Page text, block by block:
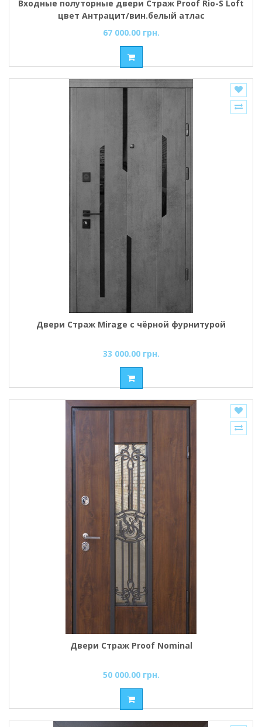
Входные полуторные двери Страж Proof Rio-S Loft
цвет Антрацит/вин.белый атлас
67 000.00 грн.
Двери Страж Mirage c чёрной фурнитурой
33 000.00 грн.
Двери Страж Proof Nominal
50 000.00 грн.